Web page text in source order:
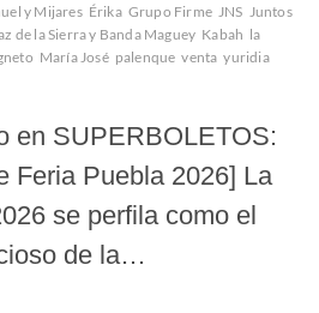
y Mijares Érika Grupo Firme JNS Juntos
de la Sierra y Banda Maguey Kabah la
María José palenque venta yuridia
en SUPERBOLETOS:
Feria Puebla 2026] La
se perfila como el
de la…